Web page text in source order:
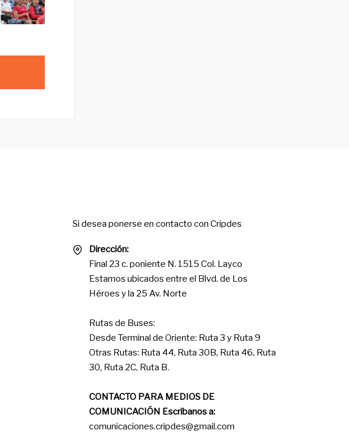
Si desea ponerse en contacto con Cripdes
Dirección:
Final 23 c. poniente N. 1515 Col. Layco
Estamos ubicados entre el Blvd. de Los
Héroes y la 25 Av. Norte
Rutas de Buses:
Desde Terminal de Oriente: Ruta 3 y Ruta 9
Otras Rutas: Ruta 44, Ruta 30B, Ruta 46, Ruta
30, Ruta 2C, Ruta B.
CONTACTO PARA MEDIOS DE
COMUNICACIÓN Escribanos a:
comunicaciones.cripdes@gmail.com